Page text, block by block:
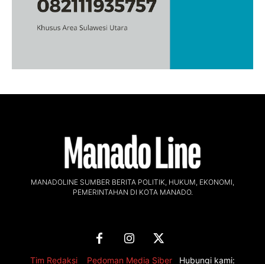
MANADOLINE SUMBER BERITA POLITIK, HUKUM, EKONOMI,
PEMERINTAHAN DI KOTA MANADO.
Tim Redaksi Pedoman Media Siber Hubungi kami: